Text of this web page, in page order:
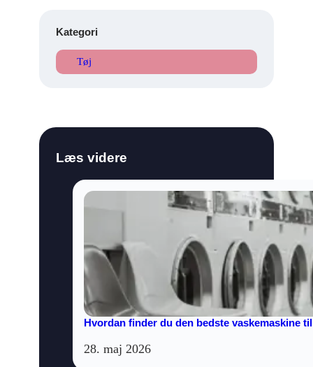
Kategori
Tøj
Læs videre
Hvordan finder du den bedste vaskemaskine
28. maj 2026